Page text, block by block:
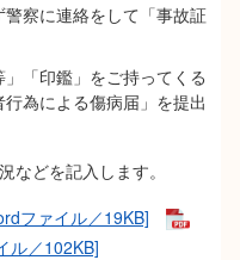
察に連絡をして「事故証
」「印鑑」をご持ってくる
為による傷病届」を提出
などを記入します。
ファイル／19KB]
ル／102KB]